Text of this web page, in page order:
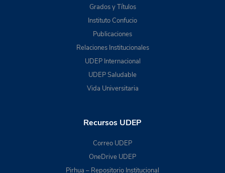
Grados y Títulos
Instituto Confucio
Publicaciones
Relaciones Institucionales
UDEP Internacional
UDEP Saludable
Vida Universitaria
Recursos UDEP
Correo UDEP
OneDrive UDEP
Pirhua – Repositorio Institucional